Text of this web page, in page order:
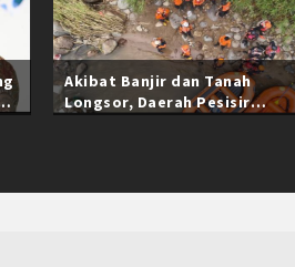
Akibat Banjir dan Tanah
Longsor, Daerah Pesisir